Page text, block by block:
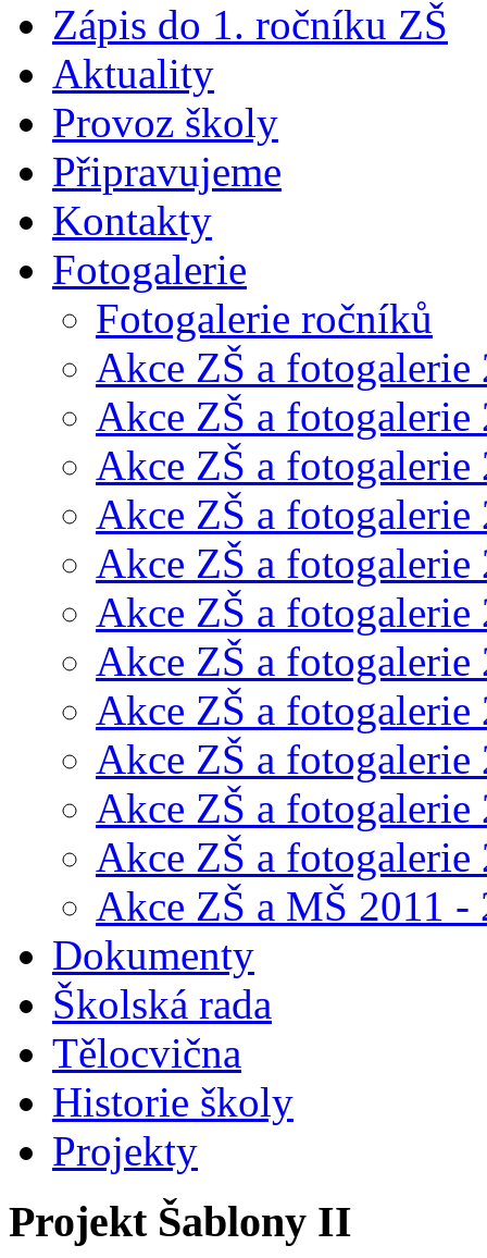
Zápis do 1. ročníku ZŠ
Aktuality
Provoz školy
Připravujeme
Kontakty
Fotogalerie
Fotogalerie ročníků
Akce ZŠ a fotogalerie
Akce ZŠ a fotogalerie
Akce ZŠ a fotogalerie
Akce ZŠ a fotogalerie
Akce ZŠ a fotogalerie
Akce ZŠ a fotogalerie
Akce ZŠ a fotogalerie
Akce ZŠ a fotogalerie
Akce ZŠ a fotogalerie
Akce ZŠ a fotogalerie
Akce ZŠ a fotogalerie
Akce ZŠ a MŠ 2011 -
Dokumenty
Školská rada
Tělocvična
Historie školy
Projekty
Projekt Šablony II